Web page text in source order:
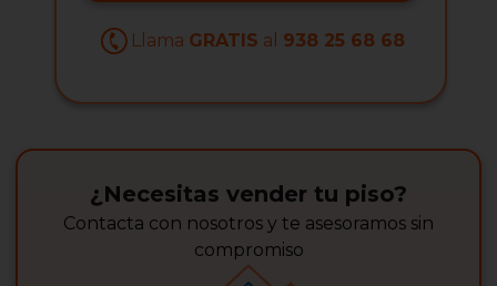
Llama GRATIS al 938 25 68 68
¿Necesitas vender tu piso?
Contacta con nosotros y te asesoramos sin
compromiso